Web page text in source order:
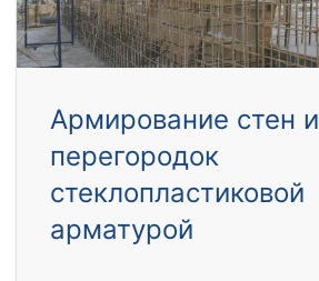
Армирование стен и
перегородок
стеклопластиковой
арматурой